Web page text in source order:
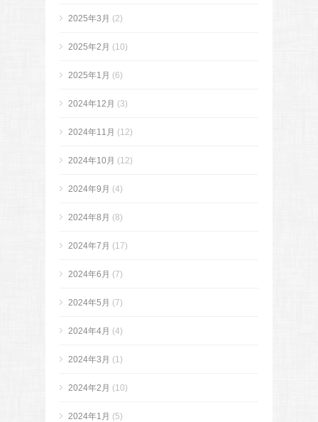
2025年3月 (2)
2025年2月 (10)
2025年1月 (6)
2024年12月 (3)
2024年11月 (12)
2024年10月 (12)
2024年9月 (4)
2024年8月 (8)
2024年7月 (17)
2024年6月 (7)
2024年5月 (7)
2024年4月 (4)
2024年3月 (1)
2024年2月 (10)
2024年1月 (5)